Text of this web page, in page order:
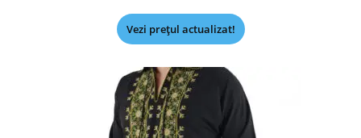
Vezi prețul actualizat!